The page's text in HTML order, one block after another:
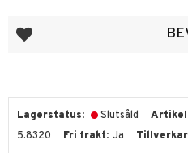
Lägg till i favoriter
Lagerstatus Slutsåld
5.8320
Fri frakt Ja